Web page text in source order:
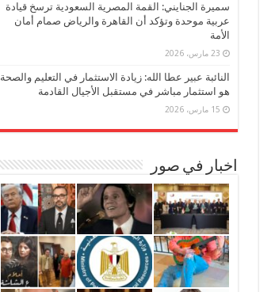
سميرة الجنايني: القمة المصرية السعودية ترسخ قيادة
عربية موحدة وتؤكد أن القاهرة والرياض صمام أمان
الأمة
23 مارس، 2026
النائبة عبير عطا الله: زيادة الاستثمار في التعليم والصحة
هو استثمار مباشر في مستقبل الأجيال القادمة
15 مارس، 2026
اخبار في صور